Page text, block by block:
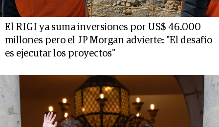
El RIGI ya suma inversiones por US$ 46.000
millones pero el JP Morgan advierte: "El desafío
es ejecutar los proyectos"